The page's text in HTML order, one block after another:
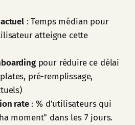
: Temps médian pour
atteigne cette
pour réduire ce délai
pré-remplissage,
rate: % d'utilisateurs qui
moment" dans les 7 jours.